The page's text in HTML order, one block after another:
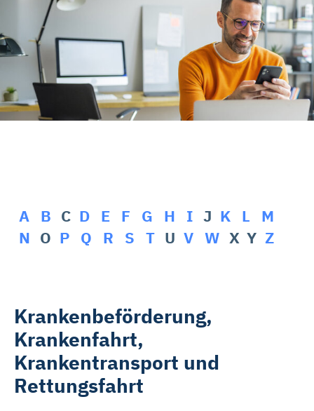
Pflege-App
Vorfinanzierung
Telematikinfrastruktur (TI)
A B C D E F G H I J K L
M
N O P Q R S T U V W X Y Z
Krankenbeförderung,
Krankenfahrt,
Krankentransport und
Rettungsfahrt